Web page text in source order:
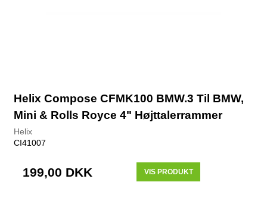
Helix Compose CFMK100 BMW.3 Til BMW,
Mini & Rolls Royce 4" Højttalerrammer
Helix
CI41007
199,00 DKK VIS PRODUKT